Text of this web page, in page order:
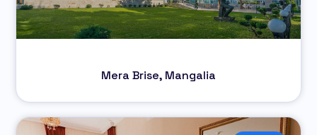
Mera Brise, Mangalia